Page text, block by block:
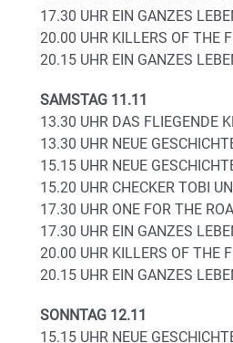
17.30 UHR EIN GANZES
20.00 UHR KILLERS OF THE
20.15 UHR EIN GANZES
SAMSTAG 11.11
13.30 UHR DAS FLIEGENDE
13.30 UHR NEUE
15.15 UHR NEUE
15.20 UHR CHECKER TOBI
17.30 UHR ONE FOR THE
17.30 UHR EIN GANZES
20.00 UHR KILLERS OF THE
20.15 UHR EIN GANZES
SONNTAG 12.11
15.15 UHR NEUE